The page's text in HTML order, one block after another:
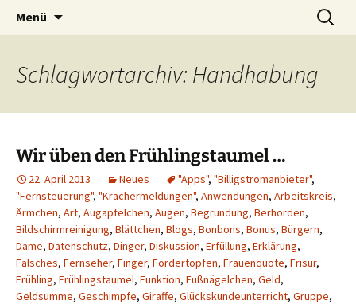
Menü
Suchen
nach:
Schlagwortarchiv: Handhabung
Wir üben den Frühlingstaumel …
22. April 2013 Neues "Apps", "Billigstromanbieter",
"Fernsteuerung", "Krachermeldungen", Anwendungen, Arbeitskreis,
Ärmchen, Art, Augäpfelchen, Augen, Begründung, Berhörden,
Bildschirmreinigung, Blättchen, Blogs, Bonbons, Bonus, Bürgern,
Dame, Datenschutz, Dinger, Diskussion, Erfüllung, Erklärung,
Falsches, Fernseher, Finger, Fördertöpfen, Frauenquote, Frisur,
Frühling, Frühlingstaumel, Funktion, Fußnägelchen, Geld,
Geldsumme, Geschimpfe, Giraffe, Glückskundeunterricht, Gruppe,